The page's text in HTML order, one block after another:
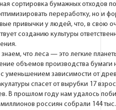
сортировка бумажных отходов
переработку, но и
привычки у людей, что, в свою
созданию культуры
что леса — это легкие
объемов производства бумаги
с уменьшением зависимости от
спасет от вырубки 17
В прошлом году нам удалось
россиян собрали 144 тыс.